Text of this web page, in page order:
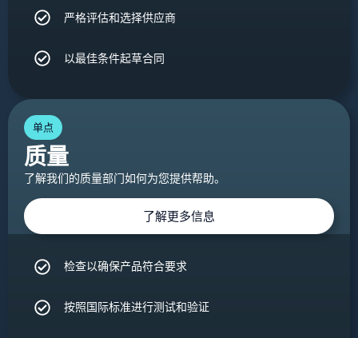
严格评估和选择供应商
以最佳条件起草合同
单点
质量
了解我们的质量部门如何为您提供帮助。
了解更多信息
检查以确保产品符合要求
按照国际标准进行测试和验证